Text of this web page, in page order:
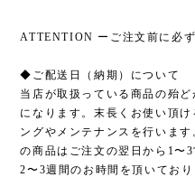
ATTENTION ーご注文前に必
◆ご配送日（納期）について
当店が取扱っている商品の殆
になります。末長くお使い頂
ングやメンテナンスを行いま
の商品はご注文の翌日から1〜
2〜3週間のお時間を頂いており